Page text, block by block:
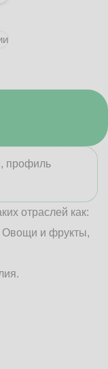
профиль
отраслей как:
Овощи и фрукты,